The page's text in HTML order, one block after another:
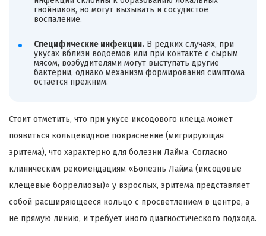
гнойников, но могут вызывать и сосудистое
воспаление.
Специфические инфекции.В редких случаях, при
укусах вблизи водоемов или при контакте с сырым
мясом, возбудителями могут выступать другие
бактерии, однако механизм формирования симптома
остается прежним.
Стоит отметить, что при укусе иксодового клеща может
появиться кольцевидное покраснение (мигрирующая
эритема), что характерно для болезни Лайма. Согласно
клиническим рекомендациям «Болезнь Лайма (иксодовые
клещевые боррелиозы)» у взрослых, эритема представляет
собой расширяющееся кольцо с просветлением в центре, а
не прямую линию, и требует иного диагностического подхода.